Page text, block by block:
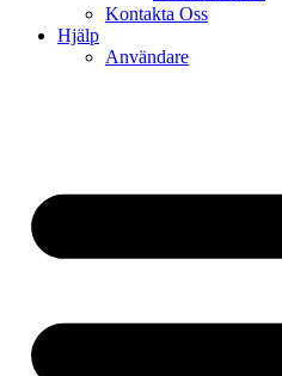
Kontakta Oss
Hjälp
Användare